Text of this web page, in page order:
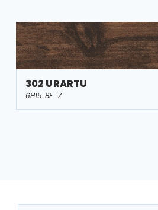
302 URARTU
6H15 BF_Z